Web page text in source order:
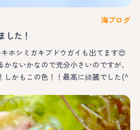
海ブログ
した！
キホシミガキブドウガイも出てます😍
ないかなので充分小さいのですが、
しかもこの色！！最高に綺麗でした(^